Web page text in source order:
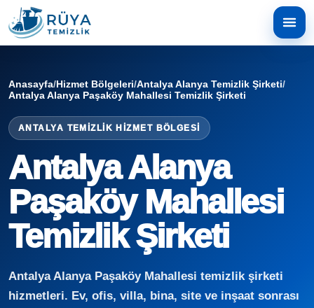
Anasayfa/Hizmet Bölgeleri/Antalya Alanya Temizlik Şirketi/
Antalya Alanya Paşaköy Mahallesi Temizlik Şirketi
ANTALYA TEMIZLIK HIZMET BÖLGESI
Antalya Alanya
Paşaköy Mahallesi
Temizlik Şirketi
Antalya Alanya Paşaköy Mahallesi temizlik şirketi
hizmetleri. Ev, ofis, villa, bina, site ve inşaat sonrası